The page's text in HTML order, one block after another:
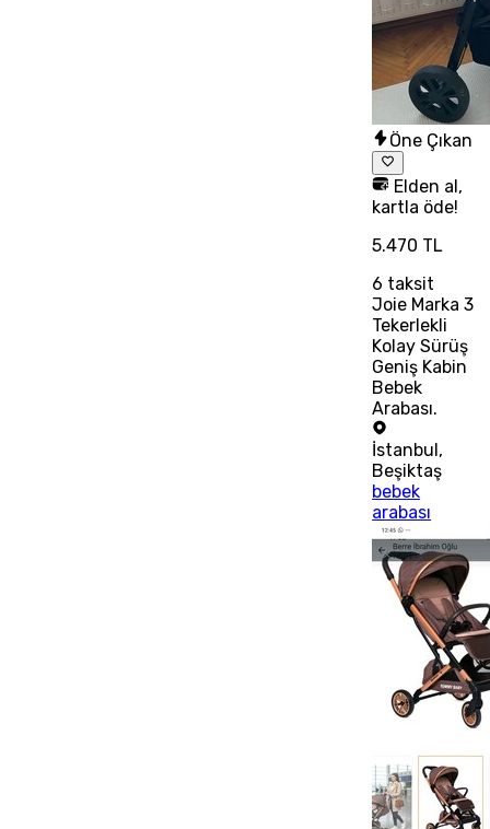
Öne Çıkan
Elden al,
kartla öde!
5.470 TL
6 taksit
Joie Marka 3
Tekerlekli
Kolay Sürüş
Geniş Kabin
Bebek
Arabası.
İstanbul ,
Beşiktaş
bebek
arabası